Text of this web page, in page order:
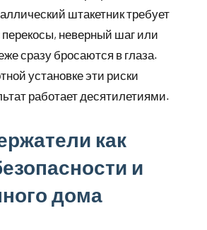
штакетник требует
неверный шаг или
сразу бросаются в глаза.
установке эти риски
работает десятилетиями.
как
и
дома